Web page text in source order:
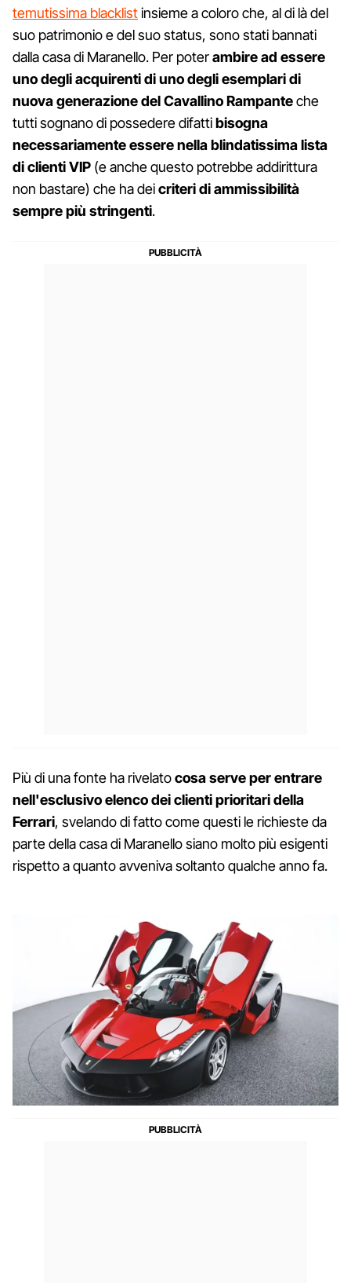
temutissima blacklistinsieme a coloro che, al di là del
suo patrimonio e del suo status, sono stati bannati
dalla casa di Maranello. Per poterambire ad essere
uno degli acquirenti di uno degli esemplari di
nuova generazione del Cavallino Rampanteche
tutti sognano di possedere difattibisogna
necessariamente essere nella blindatissima lista
di clienti VIP (e anche questo potrebbe addirittura
non bastare) che ha deicriteri di ammissibilità
sempre più stringenti.
Più di una fonte ha rivelatocosa serve per entrare
nell'esclusivo elenco dei clienti prioritari della
Ferrari, svelando di fatto come questi le richieste da
parte della casa di Maranello siano molto più esigenti
rispetto a quanto avveniva soltanto qualche anno fa.